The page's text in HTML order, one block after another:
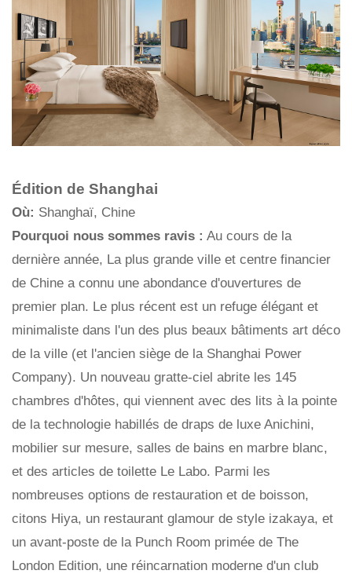
Édition de Shanghai
Où: Shanghaï, Chine
Pourquoi nous sommes ravis : Au cours de la
dernière année, La plus grande ville et centre financier
de Chine a connu une abondance d'ouvertures de
premier plan. Le plus récent est un refuge élégant et
minimaliste dans l'un des plus beaux bâtiments art déco
de la ville (et l'ancien siège de la Shanghai Power
Company). Un nouveau gratte-ciel abrite les 145
chambres d'hôtes, qui viennent avec des lits à la pointe
de la technologie habillés de draps de luxe Anichini,
mobilier sur mesure, salles de bains en marbre blanc,
et des articles de toilette Le Labo. Parmi les
nombreuses options de restauration et de boisson,
citons Hiya, un restaurant glamour de style izakaya, et
un avant-poste de la Punch Room primée de The
London Edition, une réincarnation moderne d'un club